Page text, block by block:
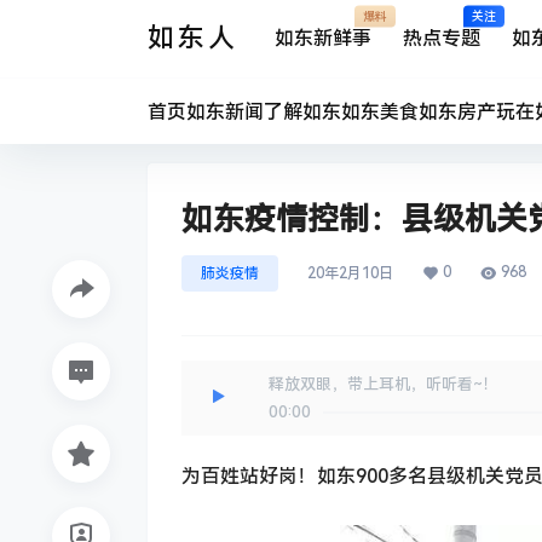
如东人 如东新鲜事
爆料
热点专题
关注
如
首页如东新闻 了解如东如东美食如东房产玩在
如东疫情控制：县级机
肺炎疫情 20年2月10日 0 968
释放双眼，带上耳机，听听看~！
00:00
为百姓站好岗！如东900多名县级机关党